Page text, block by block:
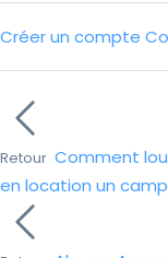
Créer un compte
Retour Comment
en location un